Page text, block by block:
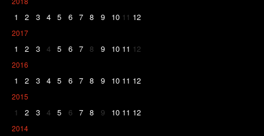
1 2 3 4 5 6 7 8 9 10 11 12
2017
1 2 3 4 5 6 7 8 9 10 11 12
2016
1 2 3 4 5 6 7 8 9 10 11 12
2015
1 2 3 4 5 6 7 8 9 10 11 12
2014